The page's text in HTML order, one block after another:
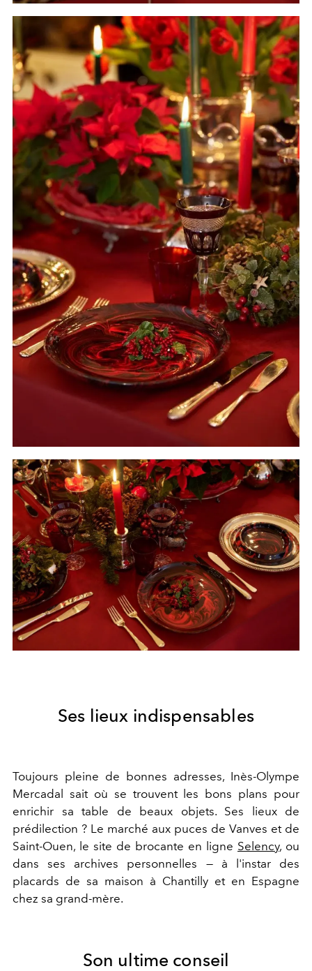
Ses lieux indispensables
Toujours pleine de bonnes adresses, Inès-Olympe
Mercadal sait où se trouvent les bons plans pour
enrichir sa table de beaux objets. Ses lieux de
prédilection ? Le marché aux puces de Vanves et de
Saint-Ouen, le site de brocante en ligne Selency, ou
dans ses archives personnelles — à l'instar des
placards de sa maison à Chantilly et en Espagne
chez sa grand-mère.
Son ultime conseil